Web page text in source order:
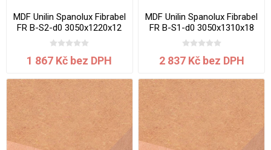
MDF Unilin Spanolux Fibrabel
FR B-S2-d0 3050x1220x12
mm
1 867 Kč bez DPH
MDF Unilin Spanolux Fibrabel
FR B-S1-d0 3050x1310x18
mm
2 837 Kč bez DPH